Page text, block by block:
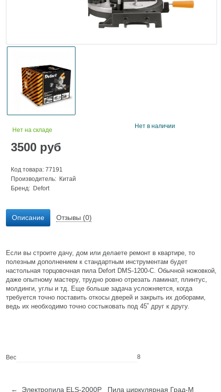
Нет на складе
3500 руб
Код товара: 77191
Производитель: Китай
Бренд: Defort
Нет в наличии
Описание Отзывы (0)
Если вы строите дачу, дом или делаете ремонт в квартире, то
полезным дополнением к стандартным инструментам будет
настольная торцовочная пила Defort DMS-1200-C. Обычной ножовкой,
даже опытному мастеру, трудно ровно отрезать ламинат, плинтус,
молдинги, углы и тд. Еще больше задача усложняется, когда
требуется точно поставить откосы дверей и закрыть их доборами,
ведь их необходимо точно состыковать под 45˚ друг к другу.
Вес 8
← Электропила ELS-2000P Пила циркулярная Град-М